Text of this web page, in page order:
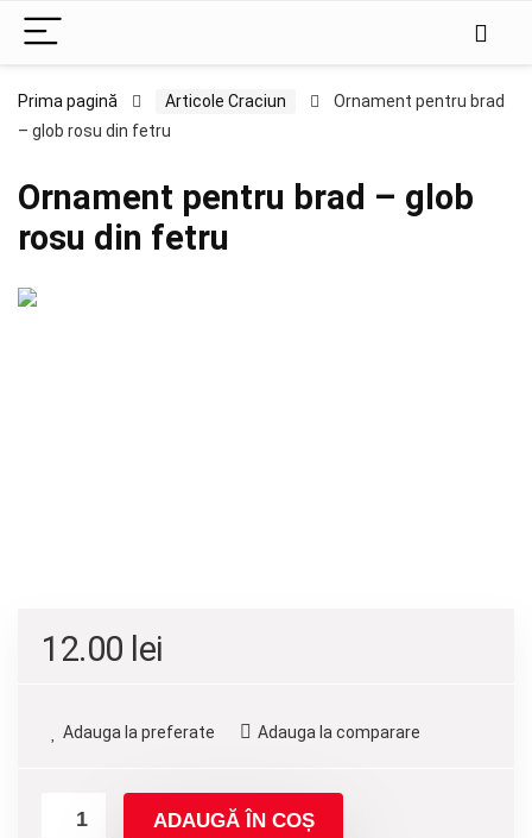
Prima pagină Articole Craciun
Ornament pentru brad
– glob rosu din fetru
Ornament pentru brad – glob
rosu din fetru
12.00 lei
Adauga la preferate Adauga la comparare
ADAUGĂ ÎN COȘ